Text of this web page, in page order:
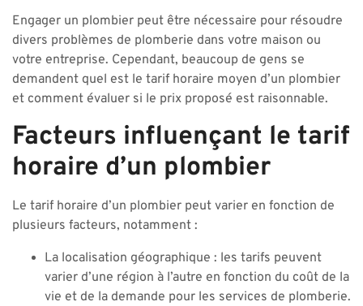
Engager un plombier peut être nécessaire pour résoudre
divers problèmes de plomberie dans votre maison ou
votre entreprise. Cependant, beaucoup de gens se
demandent quel est le tarif horaire moyen d’un plombier
et comment évaluer si le prix proposé est raisonnable.
Facteurs influençant le tarif
horaire d’un plombier
Le tarif horaire d’un plombier peut varier en fonction de
plusieurs facteurs, notamment :
La localisation géographique : les tarifs peuvent
varier d’une région à l’autre en fonction du coût de la
vie et de la demande pour les services de plomberie.